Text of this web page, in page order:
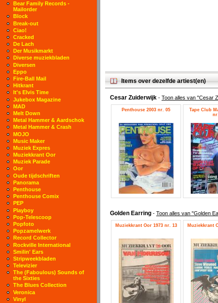
Items over dezelfde artiest(en)
Cesar Zuiderwijk - Toon alles van "Cesar
Penthouse 2003 nr. 05
Tape Club
Golden Earring - Toon alles van "Golden
Muziekkrant Oor 1973 nr. 13 Muziekkrant
Bear Family Records -
Mailorder
Block
Break-out
Ciao!
Cracked
De Lach
Der Musikmarkt
Diverse muziekbladen
Diversen
Eppo
Fire-Ball Mail
Hitkrant
It's Elvis Time
Jukebox Magazine
MAD
Melt Down
Metal Hammer & Aardschok
Metal Hammer & Crash
MOJO
Music Maker
Muziek Expres
Muziekkrant Oor
Muziek Parade
Oor
Oude tijdschriften
Panorama
Penthouse
Penthouse Comix
PEP
Playboy
Pop-Telescoop
Popfoto
Popzamelwerk
Record Collector
Rockville International
Smilin' Ears
Stripweekbladen
Televizier
The (Faboulous) Sounds of
the Sixties
The Blues Collection
Veronica
Vinyl